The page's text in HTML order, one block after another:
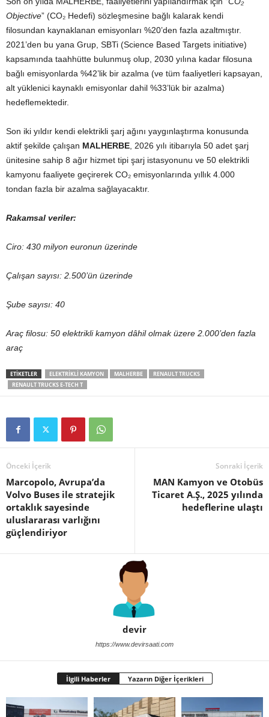
Objective” (CO₂ Hedefi) sözleşmesine bağlı kalarak kendi
filosundan kaynaklanan emisyonları %20’den fazla azaltmıştır.
2021’den bu yana Grup, SBTi (Science Based Targets initiative)
kapsamında taahhütte bulunmuş olup, 2030 yılına kadar filosuna
bağlı emisyonlarda %42’lik bir azalma (ve tüm faaliyetleri kapsayan,
alt yüklenici kaynaklı emisyonlar dahil %33’lük bir azalma)
hedeflemektedir.
Son iki yıldır kendi elektrikli şarj ağını yaygınlaştırma konusunda
aktif şekilde çalışan MALHERBE , 2026 yılı itibarıyla 50 adet şarj
ünitesine sahip 8 ağır hizmet tipi şarj istasyonunu ve 50 elektrikli
kamyonu faaliyete geçirerek CO₂ emisyonlarında yıllık 4.000
tondan fazla bir azalma sağlayacaktır.
Rakamsal veriler:
Ciro: 430 milyon euronun üzerinde
Çalışan sayısı: 2.500’ün üzerinde
Şube sayısı: 40
Araç filosu: 50 elektrikli kamyon dâhil olmak üzere 2.000’den fazla
araç
ETIKETLER ELEKTRIKLI KAMYON MALHERBE
RENAULT TRUCKS
RENAULT TRUCKS E-TECH T
Önceki İçerik
Marcopolo, Avrupa’da
Volvo Buses ile stratejik
ortaklık sayesinde
uluslararası varlığını
güçlendiriyor
Sonraki İçerik
MAN Kamyon ve Otobüs
Ticaret A.Ş., 2025 yılında
hedeflerine ulaştı
devir
https://www.devirsaati.com
İlgili Haberler Yazarın Diğer İçerikleri